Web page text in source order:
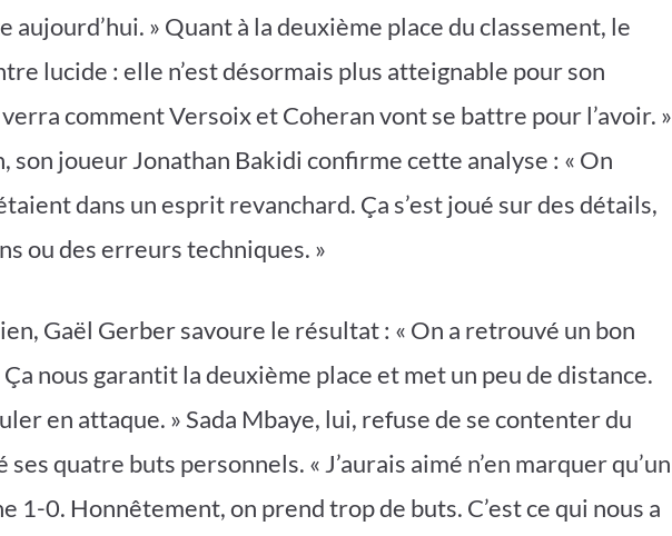
aujourd’hui. » Quant à la deuxième place du classement, le
lucide : elle n’est désormais plus atteignable pour son
comment Versoix et Coheran vont se battre pour l’avoir. »
son joueur Jonathan Bakidi confirme cette analyse : « On
dans un esprit revanchard. Ça s’est joué sur des détails,
ou des erreurs techniques. »
Gaël Gerber savoure le résultat : « On a retrouvé un bon
nous garantit la deuxième place et met un peu de distance.
en attaque. » Sada Mbaye, lui, refuse de se contenter du
ses quatre buts personnels. « J’aurais aimé n’en marquer qu’un
1-0. Honnêtement, on prend trop de buts. C’est ce qui nous a